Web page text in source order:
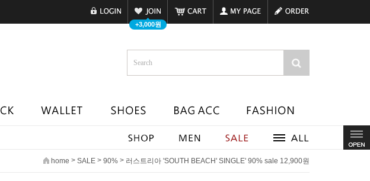
+3,000원
home > SALE > 90% > 러스트리아 'SOUTH BEACH' SINGLE' 90% sale 12,900원